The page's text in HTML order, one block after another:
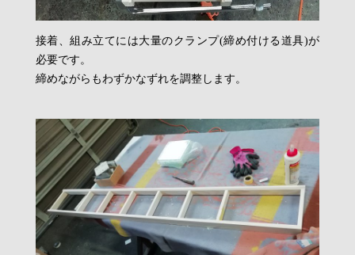
接着、組み立てには大量のクランプ(締め付ける道具)が
必要です。
締めながらもわずかなずれを調整します。